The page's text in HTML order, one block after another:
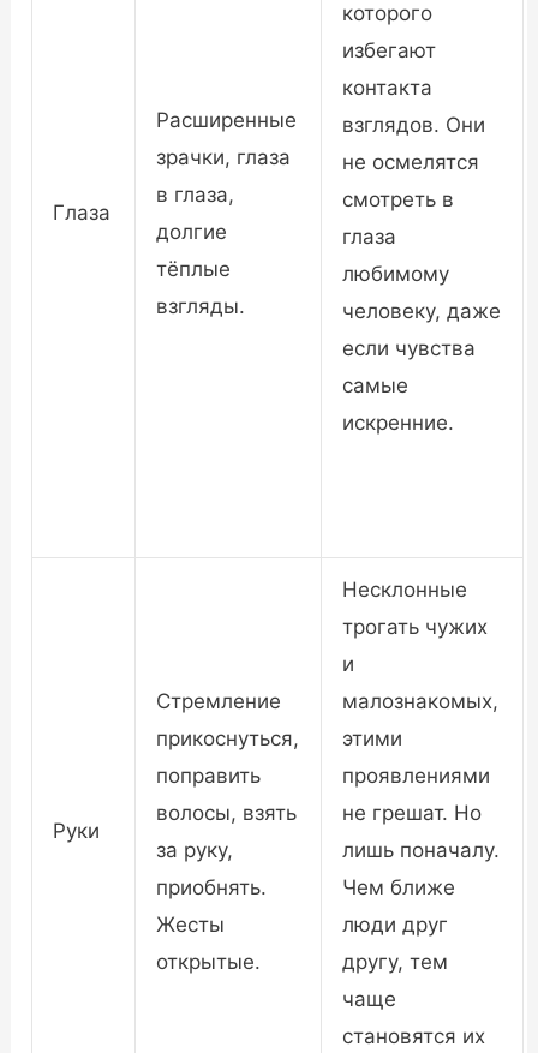
Глаза
Расширенные
зрачки, глаза
в глаза,
долгие
тёплые
взгляды.
которого
избегают
контакта
взглядов. Они
не осмелятся
смотреть в
глаза
любимому
человеку, даже
если чувства
самые
искренние.
Руки
Стремление
прикоснуться,
поправить
волосы, взять
за руку,
приобнять.
Жесты
открытые.
Несклонные
трогать чужих
и
малознакомых,
этими
проявлениями
не грешат. Но
лишь поначалу.
Чем ближе
люди друг
другу, тем
чаще
становятся их